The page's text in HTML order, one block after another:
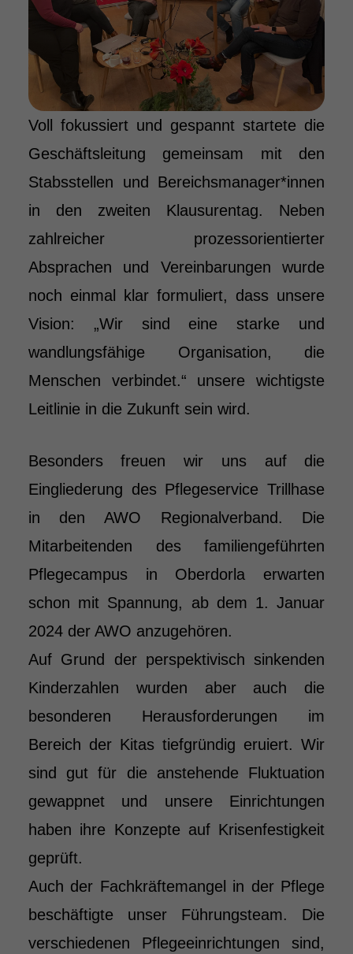
Voll fokussiert und gespannt startete die
Geschäftsleitung gemeinsam mit den
Stabsstellen und Bereichsmanager*innen
in den zweiten Klausurentag. Neben
zahlreicher prozessorientierter
Absprachen und Vereinbarungen wurde
noch einmal klar formuliert, dass unsere
Vision: „Wir sind eine starke und
wandlungsfähige Organisation, die
Menschen verbindet.“ unsere wichtigste
Leitlinie in die Zukunft sein wird.
Besonders freuen wir uns auf die
Eingliederung des Pflegeservice Trillhase
in den AWO Regionalverband. Die
Mitarbeitenden des familiengeführten
Pflegecampus in Oberdorla erwarten
schon mit Spannung, ab dem 1. Januar
2024 der AWO anzugehören.
Auf Grund der perspektivisch sinkenden
Kinderzahlen wurden aber auch die
besonderen Herausforderungen im
Bereich der Kitas tiefgründig eruiert. Wir
sind gut für die anstehende Fluktuation
gewappnet und unsere Einrichtungen
haben ihre Konzepte auf Krisenfestigkeit
geprüft.
Auch der Fachkräftemangel in der Pflege
beschäftigte unser Führungsteam. Die
verschiedenen Pflegeeinrichtungen sind,